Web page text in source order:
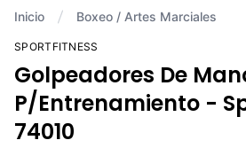
Inicio Boxeo / Artes Marciales
SPORTFITNESS
Golpeadores De
P/Entrenamiento -
74010